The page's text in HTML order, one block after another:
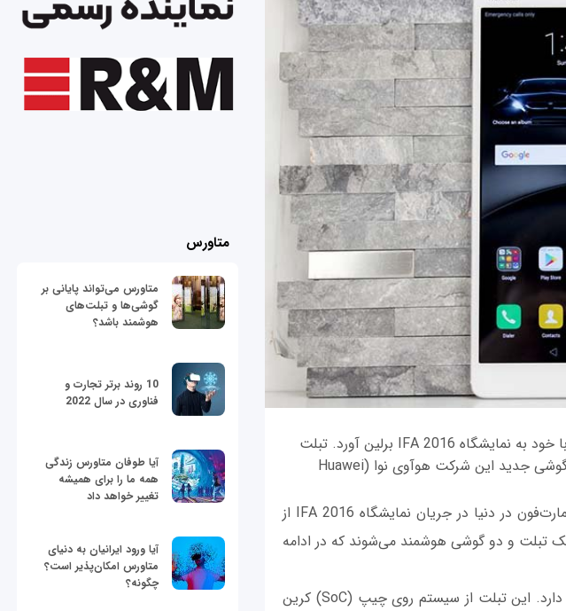
شرکت چینی هوآوی دو گوشی هوشمند و یک تبلت جدید را با خود به نمایشگاه IFA 2016 برلین آورد. تبلت
جدید هوآوی مدیاپد ام 3 (MediaPad M3) نام داشته و دو گوشی جدید این شرکت هوآوی نوا (Huawei
شرکت هوآوی به عنوان سومین کمپانی بزرگ تولید کننده اسمارت‌فون در دنیا در جریان نمایشگاه IFA 2016 از
و دو گوشی هوشمند می‌شوند که در ادامه
تبلت جدیدی که هوآوی از آن رونمایی کرده مدیاپد ام 3 نام دارد. این تبلت از سیستم روی چیپ (SoC) کرین
متاورس
متاورس می‌تواند پایانی بر
گوشی‌ها و تبلت‌های
هوشمند باشد؟
10 روند برتر تجارت و
فناوری در سال 2022
آیا طوفان متاورس زندگی
همه ما را برای همیشه
تغییر خواهد داد
آیا ورود ایرانیان به دنیای
متاورس امکان‌پذیر است؟
چگونه؟